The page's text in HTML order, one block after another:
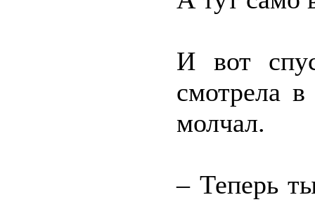
И вот
смотрела
молчал.
– Теперь